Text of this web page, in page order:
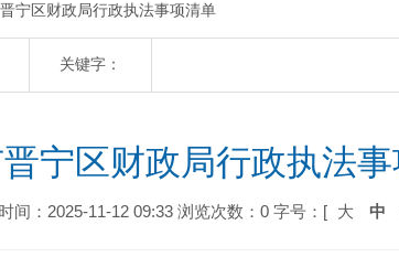
宁区财政局行政执法事项清单
关键字：
宁区财政局行政执法
间：2025-11-12 09:33 浏览次数：0 字号：[ 大 中